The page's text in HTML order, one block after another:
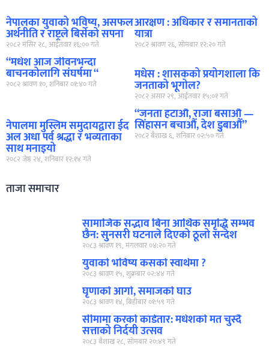
नेपालका युवाको भविष्य, असफल
अर्थनीति र राष्ट्रले बिर्सेको सपना
२०८२ मंसिर २८, आईतवार १६:०० गते
आरक्षण : अधिकार र समानताको
यात्रा
२०८२ श्रावण २६, सोमबार १२:२० गते
“मधेश आज जीवनभन्दा
बाचनकोलागि संघर्षमा “
२०८२ श्रावण १०, शनिबार ०१:४० गते
मधेस : शासकको प्रयोगशाला कि
जनताको भूगोल?
२०८२ असार २९, आईतवार १५:०१ गते
नेपालमा मुस्लिम समुदायद्वारा ईद
अल अधा पर्व श्रद्धा र भव्यताका
साथ मनाइयो
२०८२ जेष्ठ २४, शनिबार १२:१४ गते
“जनता हटाऔं, राजा बसाऔं —
सिंहासन बचाऔं, देश डुबाऔं”
२०८२ बैशाख ६, शनिबार ०२:५० गते
ताजा समाचार
सामाजिक सद्भाव बिना आर्थिक समृद्धि सम्भव
छैन: सुनसरी घटनाले दिएको ठूलो सन्देश
२०८३ श्रावण १९, मंगलवार ०४:२० गते
युवाको भविष्य कसको स्वार्थमा ?
२०८३ श्रावण १५, शुक्रबार ०२:४४ गते
घृणाको आगो, समाजको घाउ
२०८३ श्रावण १४, बिहीबार ०१:५९ गते
सीमामा करको काँडेतार: मधेशको मत चुस्दै
सत्ताको निर्दयी उत्सव
२०८३ बैशाख २८, सोमबार २०:४९ गते